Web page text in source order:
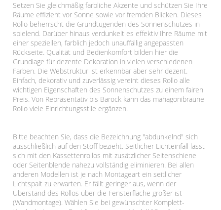
Setzen Sie gleichmäßig farbliche Akzente und schützen Sie Ihre
Räume effizient vor Sonne sowie vor fremden Blicken. Dieses
Rollo beherrscht die Grundtugenden des Sonnenschutzes in
spielend. Darüber hinaus verdunkelt es effektiv Ihre Räume mit
einer speziellen, farblich jedoch unauffällig angepassten
Rückseite. Qualität und Bedienkomfort bilden hier die
Grundlage für dezente Dekoration in vielen verschiedenen
Farben. Die Webstruktur ist erkennbar aber sehr dezent.
Einfach, dekorativ und zuverlässig vereint dieses Rollo alle
wichtigen Eigenschaften des Sonnenschutzes zu einem fairen
Preis. Von Repräsentativ bis Barock kann das mahagonibraune
Rollo viele Einrichtungsstile ergänzen.
Bitte beachten Sie, dass die Bezeichnung "abdunkelnd" sich
ausschließlich auf den Stoff bezieht. Seitlicher Lichteinfall lässt
sich mit den Kassettenrollos mit zusätzlicher Seitenschiene
oder Seitenblende nahezu vollständig eliminieren. Bei allen
anderen Modellen ist je nach Montageart ein seitlicher
Lichtspalt zu erwarten. Er fällt geringer aus, wenn der
Überstand des Rollos über die Fensterfläche größer ist
(Wandmontage). Wählen Sie bei gewünschter Komplett-